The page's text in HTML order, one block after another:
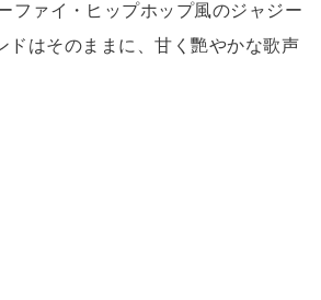
ファイ・ヒップホップ風のジャジー
ドはそのままに、甘く艷やかな歌声